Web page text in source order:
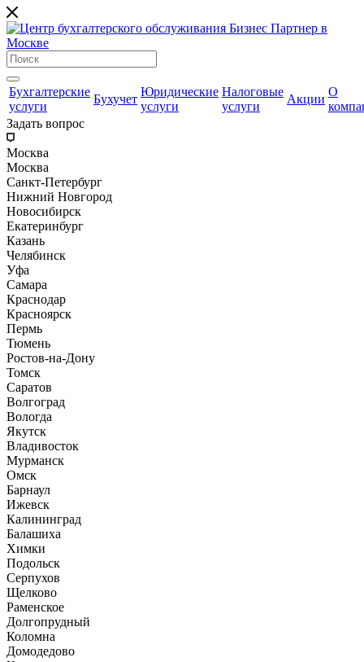
Бухгалтерские
услуги
Бухучет
Юридические
услуги
Налоговые
услуги
Акции
О
Задать вопрос
Москва
Москва
Санкт-Петербург
Нижний Новгород
Новосибирск
Екатеринбург
Казань
Челябинск
Уфа
Самара
Краснодар
Красноярск
Пермь
Тюмень
Ростов-на-Дону
Томск
Саратов
Волгоград
Вологда
Якутск
Владивосток
Мурманск
Омск
Барнаул
Ижевск
Калининград
Балашиха
Химки
Подольск
Серпухов
Щелково
Раменское
Долгопрудный
Коломна
Домодедово